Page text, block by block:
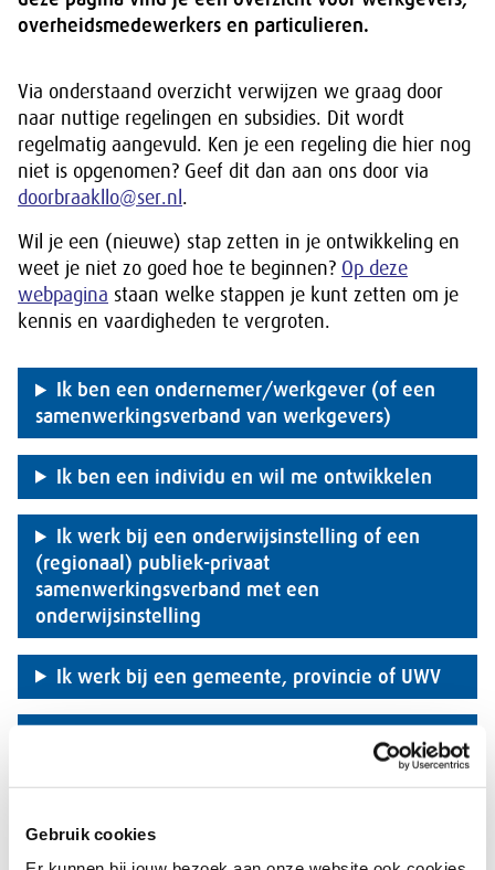
Gebruik cookies
overheidsmedewerkers en particulieren.
Via onderstaand overzicht verwijzen we graag door
naar nuttige regelingen en subsidies. Dit wordt
regelmatig aangevuld. Ken je een regeling die hier nog
niet is opgenomen? Geef dit dan aan ons door via
doorbraakllo@ser.nl .
Wil je een (nieuwe) stap zetten in je ontwikkeling en
weet je niet zo goed hoe te beginnen? Op deze
webpagina staan welke stappen je kunt zetten om je
kennis en vaardigheden te vergroten.
Ik ben een ondernemer/werkgever (of een
samenwerkingsverband van werkgevers)
Ik ben een individu en wil me ontwikkelen
Ik werk bij een onderwijsinstelling of een
(regionaal) publiek-privaat
samenwerkingsverband met een
onderwijsinstelling
Ik werk bij een gemeente, provincie of UWV